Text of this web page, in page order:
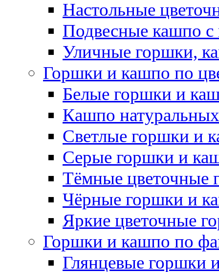
Настольные
Подвесные кашпо с
Уличные горшки,
Горшки и кашпо по
Белые горшки и
Кашпо
Светлые горшки и
Серые горшки и
Тёмные цветочные
Чёрные горшки и
Яркие цветочные
Горшки и кашпо по
Глянцевые горшки